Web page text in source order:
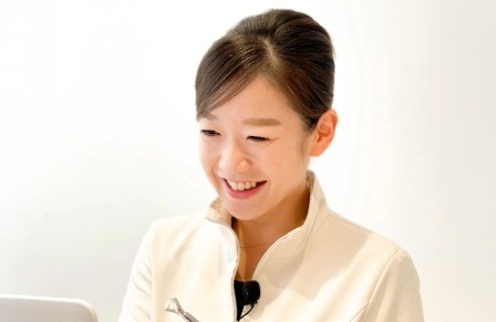
オンラインカウンセリングについて
お悩みやご質問に丁寧にお応えいたします。